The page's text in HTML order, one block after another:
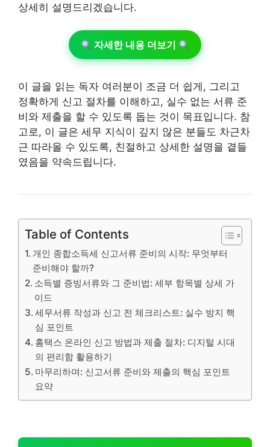
상세히 설명드리겠습니다.
자세한 내용 더보기
이 글을 읽는 독자 여러분이 조금 더 쉽게, 그리고
정확하게 신고 절차를 이해하고, 실수 없는 서류 준
비와 제출을 할 수 있도록 돕는 것이 목표입니다. 참
고로, 이 글은 세무 지식이 깊지 않은 분들도 차근차
근 따라올 수 있도록, 친절하고 상세한 설명을 곁들
였음을 약속드립니다.
Table of Contents
개인 종합소득세 신고서류 준비의 시작: 무엇부터
준비해야 할까?
소득별 증빙서류와 그 준비법: 세부 항목별 상세 가
이드
세무서류 작성과 신고 전 체크리스트: 실수 방지 핵
심 포인트
홈택스 온라인 신고 방법과 제출 절차: 디지털 시대
의 편리함 활용하기
마무리하며: 신고서류 준비와 제출의 핵심 포인트
요약